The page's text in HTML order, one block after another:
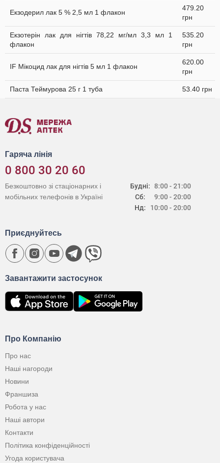
Екзодерил лак 5 % 2,5 мл 1 флакон
479.20
грн
Екзотерін лак для нігтів 78,22 мг/мл 3,3 мл 1
флакон
535.20
грн
IF Мікоцид лак для нігтів 5 мл 1 флакон
620.00
грн
Паста Теймурова 25 г 1 туба 53.40 грн
Гаряча лінія
0 800 30 20 60
Будні:
Сб:
Нд:
8:00 - 21:00
9:00 - 20:00
10:00 - 20:00
Безкоштовно зі стаціонарних і
мобільних телефонів в Україні
Про Компанію
Про нас
Наші нагороди
Новини
Франшиза
Робота у нас
Наші автори
Контакти
Політика конфіденційності
Угода користувача
Завантажити застосунок
Приєднуйтесь